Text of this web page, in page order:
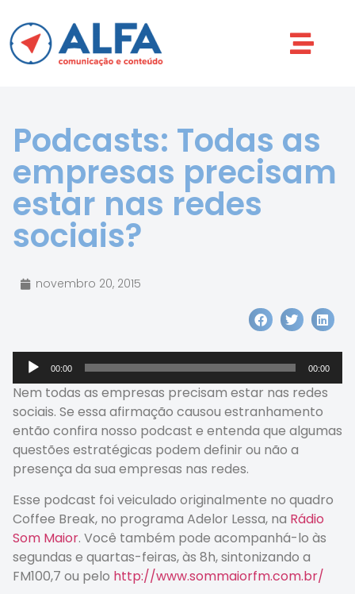
Podcasts: Todas as
empresas precisam
estar nas redes
sociais?
novembro 20, 2015
Tocador
de
áudio
00:00 00:00
Nem todas as empresas precisam estar nas redes
sociais. Se essa afirmação causou estranhamento
então confira nosso podcast e entenda que algumas
questões estratégicas podem definir ou não a
presença da sua empresas nas redes.
Esse podcast foi veiculado originalmente no quadro
Coffee Break, no programa Adelor Lessa, na Rádio
Som Maior. Você também pode acompanhá-lo às
segundas e quartas-feiras, às 8h, sintonizando a
FM100,7 ou pelo http://www.sommaiorfm.com.br/